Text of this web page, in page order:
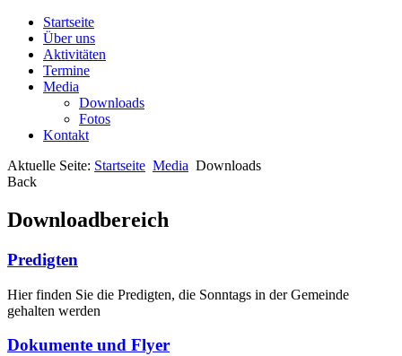
Startseite
Über uns
Aktivitäten
Termine
Media
Downloads
Fotos
Kontakt
Aktuelle Seite: Startseite Media Downloads
Back
Downloadbereich
Predigten
Hier finden Sie die Predigten, die Sonntags in der Gemeinde
gehalten werden
Dokumente und Flyer